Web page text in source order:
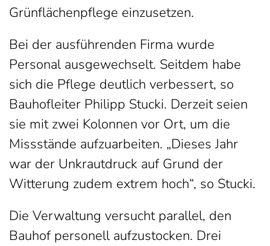
Grünflächenpflege einzusetzen.
Bei der ausführenden Firma wurde
Personal ausgewechselt. Seitdem habe
sich die Pflege deutlich verbessert, so
Bauhofleiter Philipp Stucki. Derzeit seien
sie mit zwei Kolonnen vor Ort, um die
Missstände aufzuarbeiten. „Dieses Jahr
war der Unkrautdruck auf Grund der
Witterung zudem extrem hoch“, so Stucki.
Die Verwaltung versucht parallel, den
Bauhof personell aufzustocken. Drei